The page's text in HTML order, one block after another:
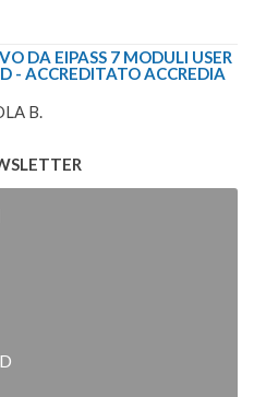
DA EIPASS 7 MODULI USER
- ACCREDITATO ACCREDIA
B.